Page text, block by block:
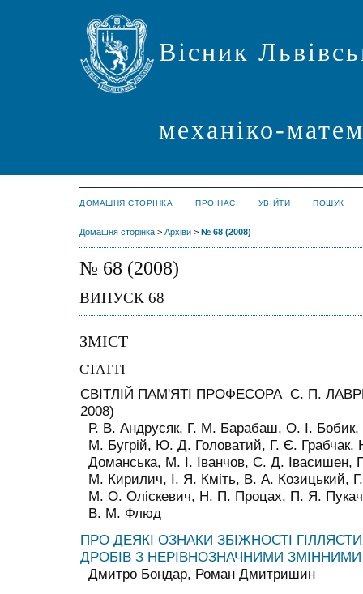
Вісник
механіко-
ДОМАШНЯ СТОРІНКА ПРО НАС УВІЙТИ ПОШУК
Домашня сторінка > Архіви > № 68 (2008)
№ 68 (2008)
ВИПУСК 68
ЗМІСТ
СТАТТІ
СВІТЛІЙ ПАМ'ЯТІ ПРОФЕСОРА С. П.
2008)
Р. В. Андрусяк, Г. М. Барабаш, О. І.
М. Бугрій, Ю. Д. Головатий, Г. Є. Грабчак,
Доманська, М. І. Іванчов, С. Д. Івасишен,
М. Кирилич, І. Я. Кміть, В. А. Козицький,
М. О. Оліскевич, Н. П. Процах, П. Я.
В. М. Флюд
ПРО ДЕЯКІ ОЗНАКИ ЗБІЖНОСТІ
ДРОБІВ З НЕРІВНОЗНАЧНИМИ ЗМІННИМИ
Дмитро Бондар, Роман Дмитришин